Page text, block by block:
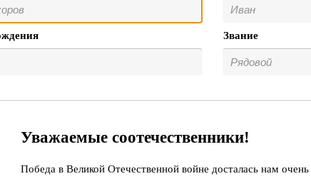
Звание
Уважаемые соотечественники!
Победа в Великой Отечественной войне досталась нам